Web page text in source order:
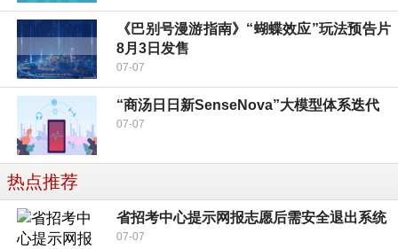
《巴别号漫游指南》“蝴蝶效应”玩法预告片
8月3日发售
07-07
“商汤日日新SenseNova”大模型体系迭代
07-07
热点推荐
省招考中心提示网报志愿后需安全退出系统
07-07